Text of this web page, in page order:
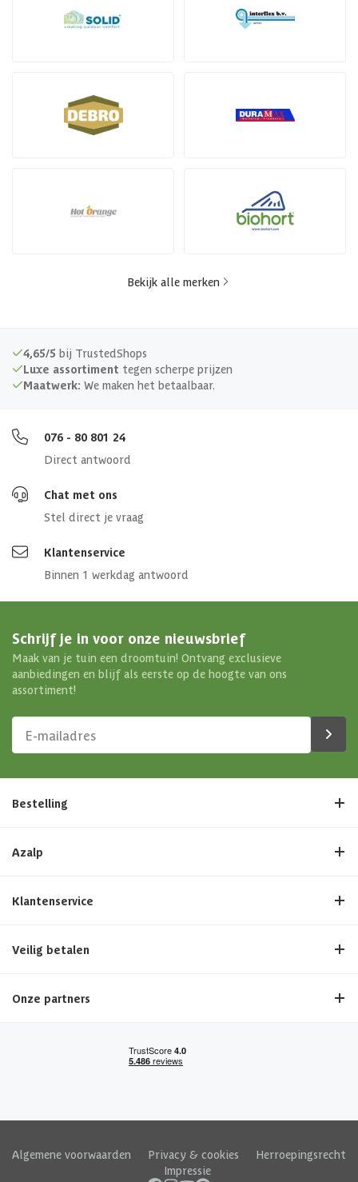
Bekijk alle merken
4,65/5 bij TrustedShops
Luxe assortiment tegen scherpe prijzen
Maatwerk: We maken het betaalbaar.
076 - 80 801 24
Direct antwoord
Chat met ons
Stel direct je vraag
Klantenservice
Binnen 1 werkdag antwoord
Schrijf je in voor onze nieuwsbrief
Maak van je tuin een droomtuin! Ontvang exclusieve
aanbiedingen en blijf als eerste op de hoogte van ons
assortiment!
Bestelling
Azalp
Klantenservice
Veilig betalen
Onze partners
Algemene voorwaarden Privacy & cookies
Herroepingsrecht
Impressie